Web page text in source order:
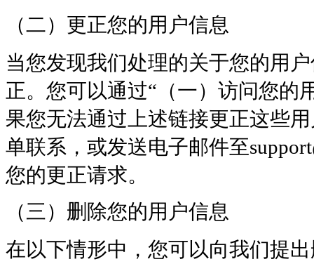
（二）更正您的用户信息
当您发现我们处理的关于您的用
正。您可以通过“（一）访问您的
果您无法通过上述链接更正这些
单联系，或发送电子邮件至
您的更正请求。
（三）删除您的用户信息
在以下情形中，您可以向我们提